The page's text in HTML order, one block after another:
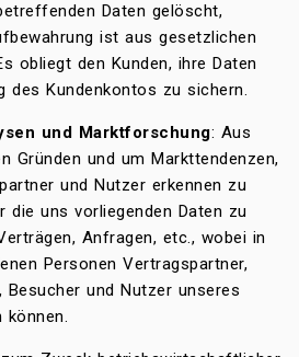
Daten gelöscht,
ist aus gesetzlichen
obliegt den Kunden, ihre Daten
des Kundenkontos zu sichern.
und Marktforschung: Aus
Gründen und um Markttendenzen,
und Nutzer erkennen zu
die uns vorliegenden Daten zu
Anfragen, etc., wobei in
Personen Vertragspartner,
Besucher und Nutzer unseres
können.